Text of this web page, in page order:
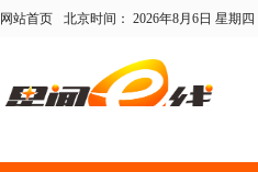
网站首页 北京时间： 2026年8月6日 星期四